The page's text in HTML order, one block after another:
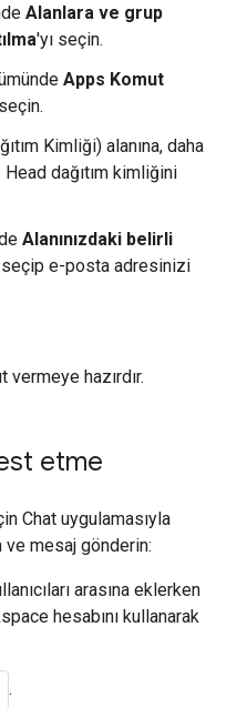
Alanlara ve grup
'yı seçin.
Apps Komut
Kimliği) alanına, daha
Head dağıtım kimliğini
Alanınızdaki belirli
seçip e-posta adresinizi
vermeye hazırdır.
etme
Chat uygulamasıyla
ve mesaj gönderin:
arasına eklerken
hesabını kullanarak
.